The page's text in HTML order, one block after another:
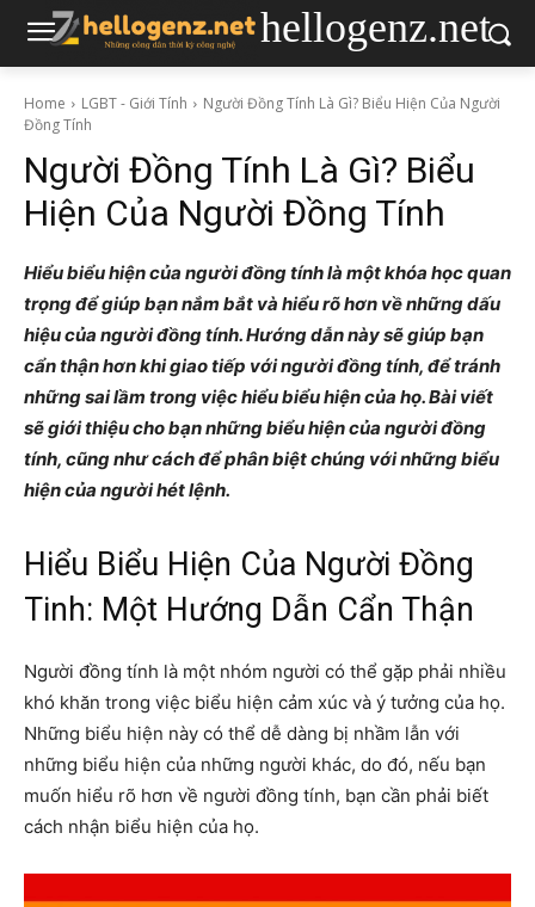
hellogenz.net
Home LGBT - Giới Tính
Người Đồng Tính Là Gì? Biểu Hiện Của Người
Đồng Tính
Người Đồng Tính Là Gì? Biểu
Hiện Của Người Đồng Tính
Hiểu biểu hiện của người đồng tính là một khóa học quan
trọng để giúp bạn nắm bắt và hiểu rõ hơn về những dấu
hiệu của người đồng tính. Hướng dẫn này sẽ giúp bạn
cẩn thận hơn khi giao tiếp với người đồng tính, để tránh
những sai lầm trong việc hiểu biểu hiện của họ. Bài viết
sẽ giới thiệu cho bạn những biểu hiện của người đồng
tính, cũng như cách để phân biệt chúng với những biểu
hiện của người hét lệnh.
Hiểu Biểu Hiện Của Người Đồng
Tinh: Một Hướng Dẫn Cẩn Thận
Người đồng tính là một nhóm người có thể gặp phải nhiều
khó khăn trong việc biểu hiện cảm xúc và ý tưởng của họ.
Những biểu hiện này có thể dễ dàng bị nhầm lẫn với
những biểu hiện của những người khác, do đó, nếu bạn
muốn hiểu rõ hơn về người đồng tính, bạn cần phải biết
cách nhận biểu hiện của họ.